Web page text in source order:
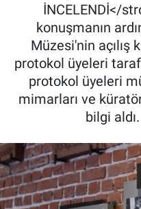
İNCELENDİ</
konuşmanın
Müzesi'nin açılış
protokol üyeleri
protokol üyeleri
mimarları ve
bilgi